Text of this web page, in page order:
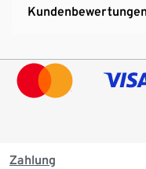
Zahlung